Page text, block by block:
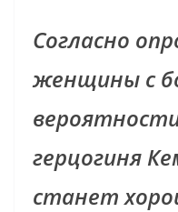
Согласно
женщины с
герцогиня
станет